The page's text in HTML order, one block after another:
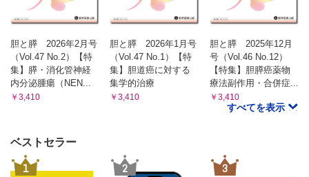
胆と膵 2026年2月号
（Vol.47 No.2）【特
集】膵・消化管神経
内分泌腫瘍（NEN...
￥3,410
胆と膵 2026年1月号
（Vol.47 No.1）【特
集】胆道癌に対する
集学的治療
￥3,410
胆と膵 2025年12月
号（Vol.46 No.12）
【特集】胆膵癌薬物
療法副作用・合併症...
￥3,410
すべてを表示
ベストセラー
1 2 3